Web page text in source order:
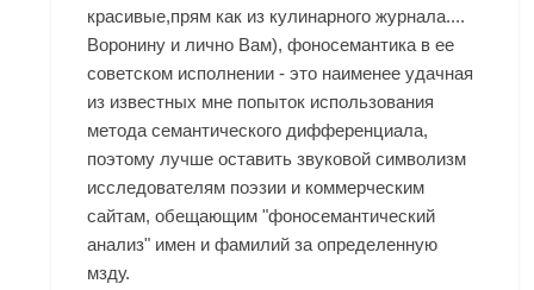
красивые,прям как из кулинарного журнала....
Воронину и лично Вам), фоносемантика в ее
советском исполнении - это наименее удачная
из известных мне попыток использования
метода семантического дифференциала,
поэтому лучше оставить звуковой символизм
исследователям поэзии и коммерческим
сайтам, обещающим "фоносемантический
анализ" имен и фамилий за определенную
мзду.